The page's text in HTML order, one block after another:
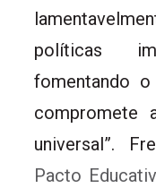
políticas
fomentando
compromete
universal”.
Pacto